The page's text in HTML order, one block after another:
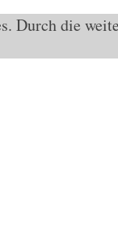
Durch die